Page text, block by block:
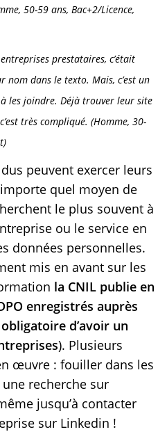
50-59 ans, Bac+2/Licence,
prestataires, c’était
dans le texto. Mais, c’est un
les joindre. Déjà trouver leur site
très compliqué. (Homme, 30-
peuvent exercer leurs
quel moyen de
le plus souvent à
ou le service en
données personnelles.
mis en avant sur les
la CNIL publie en
enregistrés auprès
d’avoir un
). Plusieurs
œuvre : fouiller dans les
recherche sur
jusqu’à contacter
sur Linkedin !